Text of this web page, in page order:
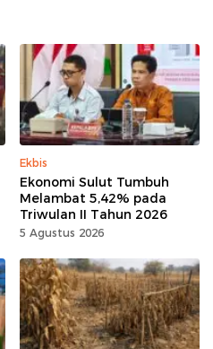
Ekbis
Ekonomi Sulut Tumbuh
Melambat 5,42% pada
Triwulan II Tahun 2026
5 Agustus 2026